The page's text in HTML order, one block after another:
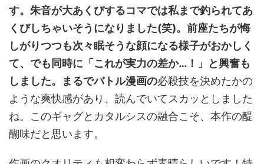
す。朱音が大あくびするコマでは私まで釣られてあ
くびしちゃいそうになりました(笑)。前座たちが悔
しがりつつも次々眠そうな顔になる様子がおかしく
て、でも同時に「これが実力の差か…！」と興奮も
しました。まるでバトル漫画の必殺技を決めたかの
ような爽快感があり、読んでいてスカッとしました
ね。このギャグとカタルシスの融合こそ、本作の醍
醐味だと思います。